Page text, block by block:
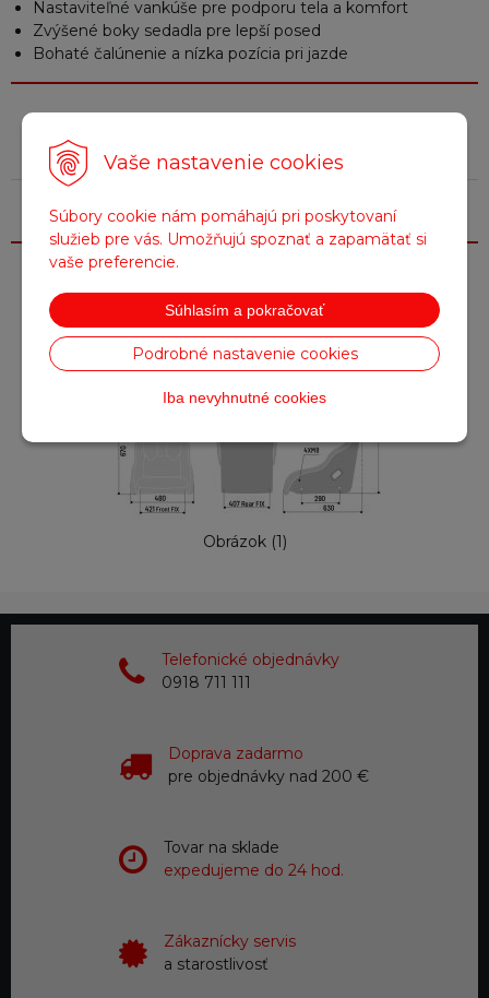
Vaše nastavenie cookies
Súbory cookie nám pomáhajú pri poskytovaní
služieb pre vás. Umožňujú spoznať a zapamätať si
vaše preferencie.
Súhlasím a pokračovať
Podrobné nastavenie cookies
Iba nevyhnutné cookies
Nastaviteľné vankúše pre podporu tela a komfort
Zvýšené boky sedadla pre lepší posed
Bohaté čalúnenie a nízka pozícia pri jazde
Fotogaléria
Obrázok (1)
Telefonické objednávky
0918 711 111
Doprava zadarmo
pre objednávky nad 200 €
Tovar na sklade
expedujeme do 24 hod.
Zákaznícky servis
a starostlivosť